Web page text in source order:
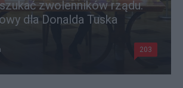
zwolenników rządu.
dla Donalda Tuska
203